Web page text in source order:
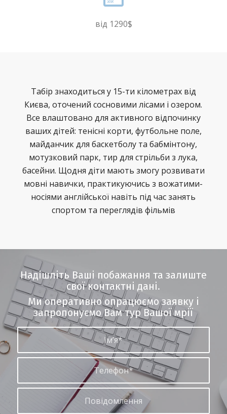
від 1290$
Табір знаходиться у 15-ти кілометрах від
Києва, оточений сосновими лісами і озером.
Все влаштовано для активного відпочинку
ваших дітей: тенісні корти, футбольне поле,
майданчик для баскетболу та бабмінтону,
мотузковий парк, тир для стрільби з лука,
басейни. Щодня діти мають змогу розвивати
мовні навички, практикуючись з вожатими-
носіями англійської навіть під час занять
спортом та переглядів фільмів
Надішліть Ваші побажання та залиште
свої контактні дані.
Ми оперативно опрацюємо заявку і
запропонуємо Вам тур Вашої мрії